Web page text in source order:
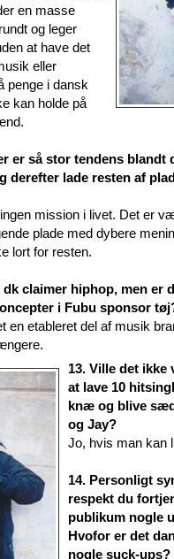
en masse
og leger
at have det
eller
penge i dansk
kan holde på
er så stor tendens blandt
derefter lade resten af
mission i livet. Det er
plade med dybere
lort for resten.
claimer hiphop, men er
i Fubu sponsor
en etableret del af musik
13. Ville det ikke
at lave 10
knæ og blive
og Jay?
Jo, hvis man kan
14. Personligt
respekt du
publikum nogle
Hvofor er det
nogle suck-ups?